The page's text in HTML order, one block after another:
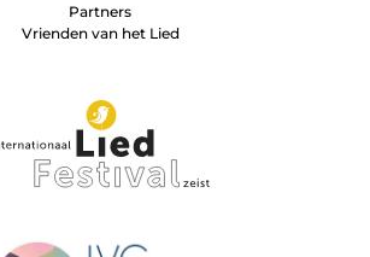
Partners
Vrienden van het Lied